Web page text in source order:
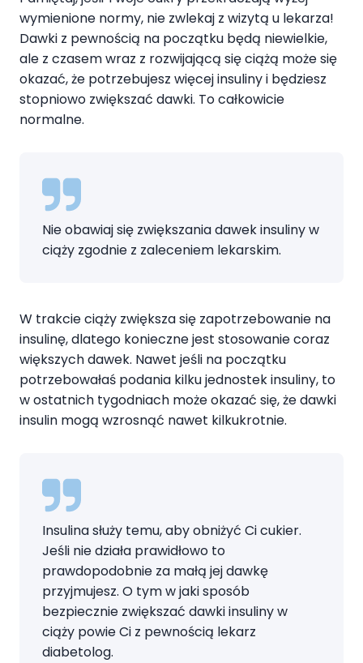
wymienione normy, nie zwlekaj z wizytą u lekarza!
Dawki z pewnością na początku będą niewielkie,
ale z czasem wraz z rozwijającą się ciążą może się
okazać, że potrzebujesz więcej insuliny i będziesz
stopniowo zwiększać dawki. To całkowicie
normalne.
Nie obawiaj się zwiększania dawek insuliny w
ciąży zgodnie z zaleceniem lekarskim.
W trakcie ciąży zwiększa się zapotrzebowanie na
insulinę, dlatego konieczne jest stosowanie coraz
większych dawek. Nawet jeśli na początku
potrzebowałaś podania kilku jednostek insuliny, to
w ostatnich tygodniach może okazać się, że dawki
insulin mogą wzrosnąć nawet kilkukrotnie.
Insulina służy temu, aby obniżyć Ci cukier.
Jeśli nie działa prawidłowo to
prawdopodobnie za małą jej dawkę
przyjmujesz. O tym w jaki sposób
bezpiecznie zwiększać dawki insuliny w
ciąży powie Ci z pewnością lekarz
diabetolog.